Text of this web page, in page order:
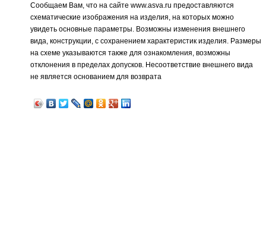
Сообщаем Вам, что на сайте www.asva.ru предоставляются
схематические изображения на изделия, на которых можно
увидеть основные параметры. Возможны изменения внешнего
вида, конструкции, с сохранением характеристик изделия. Размеры
на схеме указываются также для ознакомления, возможны
отклонения в пределах допусков. Несоответствие внешнего вида
не является основанием для возврата